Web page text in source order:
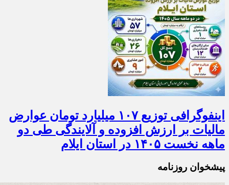
اینفوگرافی توزیع ۱۰۷ میلیارد تومان عوارض
مالیات بر ارزش افزوده و آلایندگی طی دو
ماهه نخست ۱۴۰۵ در استان ایلام